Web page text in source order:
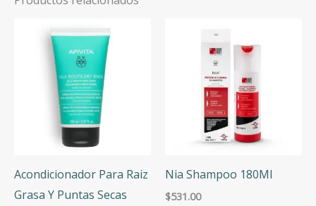
Acondicionador Para Raiz
Grasa Y Puntas Secas
Nia Shampoo 180Ml
$531.00